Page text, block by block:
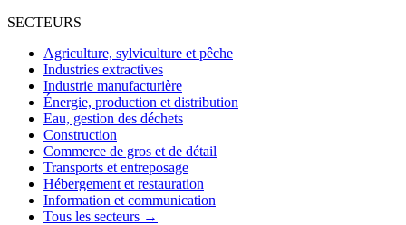
SECTEURS
Agriculture, sylviculture et pêche
Industries extractives
Industrie manufacturière
Énergie, production et distribution
Eau, gestion des déchets
Construction
Commerce de gros et de détail
Transports et entreposage
Hébergement et restauration
Information et communication
Tous les secteurs →